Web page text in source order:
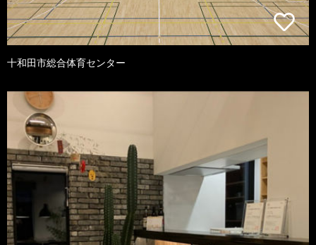
十和田市総合体育センター